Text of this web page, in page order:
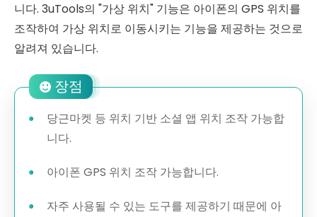
니다. 3uTools의 "가상 위치" 기능은 아이폰의 GPS 위치를
조작하여 가상 위치로 이동시키는 기능을 제공하는 것으로
알려져 있습니다.
장점
당근마켓 등 위치 기반 소셜 앱 위치 조작 가능합
니다.
아이폰 GPS 위치 조작 가능합니다.
자주 사용될 수 있는 도구를 제공하기 때문에 아